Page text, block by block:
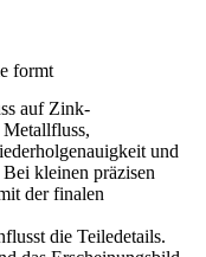
formt
auf Zink-
und
kleinen präzisen
der finalen
die Teiledetails.